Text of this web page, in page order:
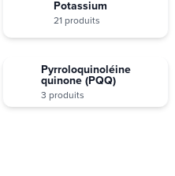
Potassium
21 produits
Pyrroloquinoléine
quinone (PQQ)
3 produits